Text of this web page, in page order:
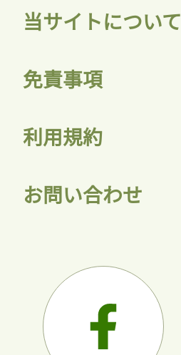
当サイトについて
免責事項
利用規約
お問い合わせ